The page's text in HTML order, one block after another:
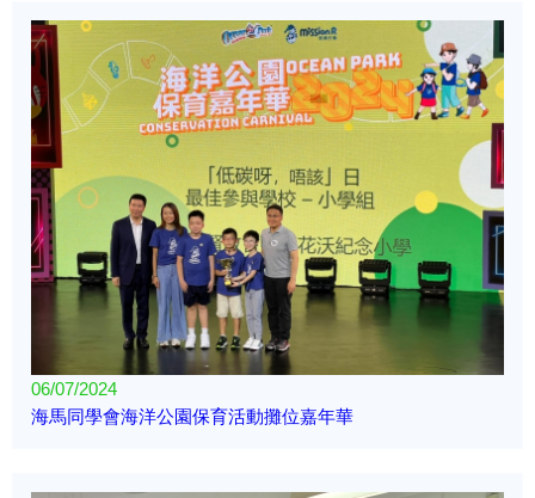
06/07/2024
海馬同學會海洋公園保育活動攤位嘉年華